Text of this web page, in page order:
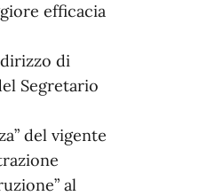
efficacia
di
Segretario
del vigente
al